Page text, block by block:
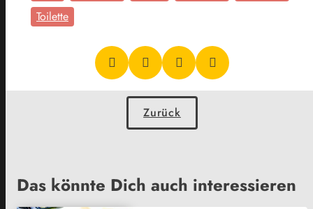
Toilette
Zurück
Das könnte Dich auch interessieren